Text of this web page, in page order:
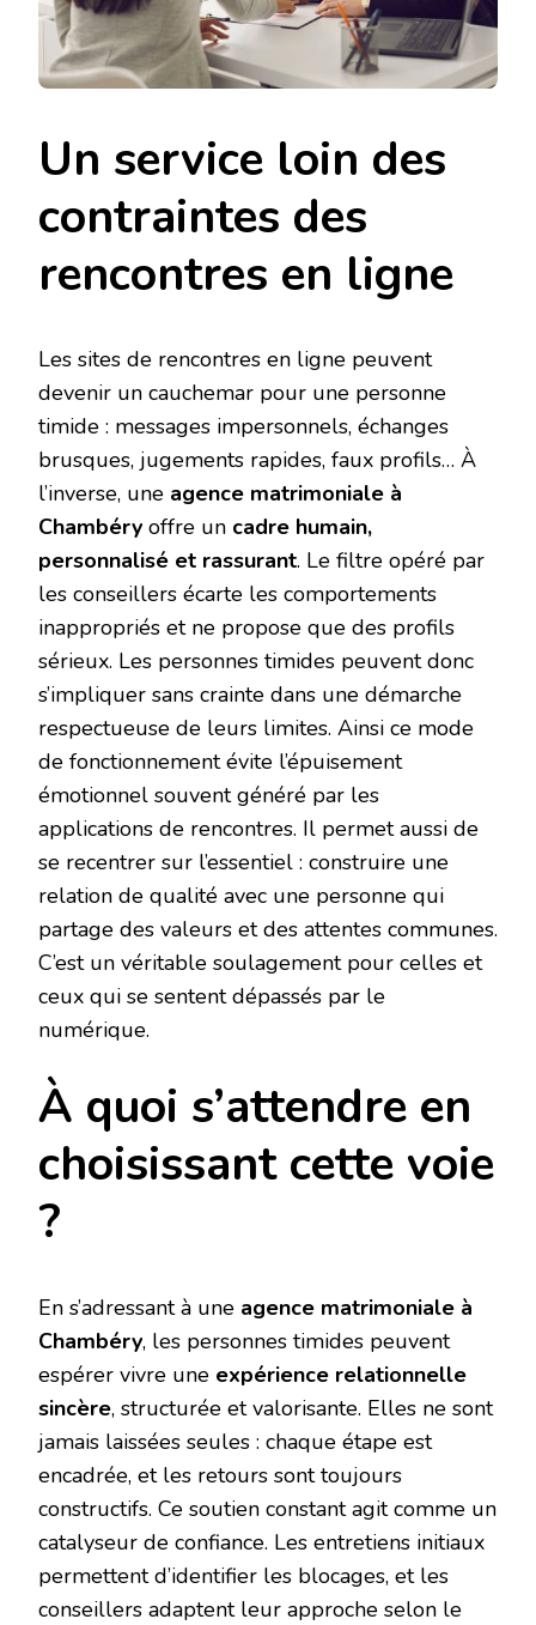
Un service loin des
contraintes des
rencontres en ligne
Les sites de rencontres en ligne peuvent
devenir un cauchemar pour une personne
timide : messages impersonnels, échanges
brusques, jugements rapides, faux profils… À
l’inverse, une agence matrimoniale à
Chambéry offre un cadre humain,
personnalisé et rassurant. Le filtre opéré par
les conseillers écarte les comportements
inappropriés et ne propose que des profils
sérieux. Les personnes timides peuvent donc
s’impliquer sans crainte dans une démarche
respectueuse de leurs limites. Ainsi ce mode
de fonctionnement évite l’épuisement
émotionnel souvent généré par les
applications de rencontres. Il permet aussi de
se recentrer sur l’essentiel : construire une
relation de qualité avec une personne qui
partage des valeurs et des attentes communes.
C’est un véritable soulagement pour celles et
ceux qui se sentent dépassés par le
numérique.
À quoi s’attendre en
choisissant cette voie
?
En s’adressant à une agence matrimoniale à
Chambéry, les personnes timides peuvent
espérer vivre une expérience relationnelle
sincère, structurée et valorisante. Elles ne sont
jamais laissées seules : chaque étape est
encadrée, et les retours sont toujours
constructifs. Ce soutien constant agit comme un
catalyseur de confiance. Les entretiens initiaux
permettent d’identifier les blocages, et les
conseillers adaptent leur approche selon le